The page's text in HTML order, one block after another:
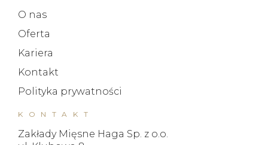
O nas
Oferta
Kariera
Kontakt
Polityka prywatności
KONTAKT
Zakłady Mięsne Haga Sp. z o.o.